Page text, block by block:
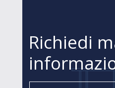
Richiedi